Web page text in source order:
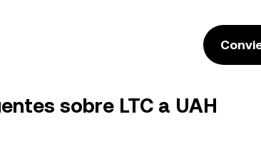
sobre LTC a UAH